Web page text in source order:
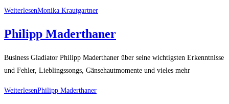
WeiterlesenMonika Krautgartner
Philipp Maderthaner
Business Gladiator Philipp Maderthaner über seine wichtigsten Erkenntnisse
und Fehler, Lieblingssongs, Gänsehautmomente und vieles mehr
WeiterlesenPhilipp Maderthaner